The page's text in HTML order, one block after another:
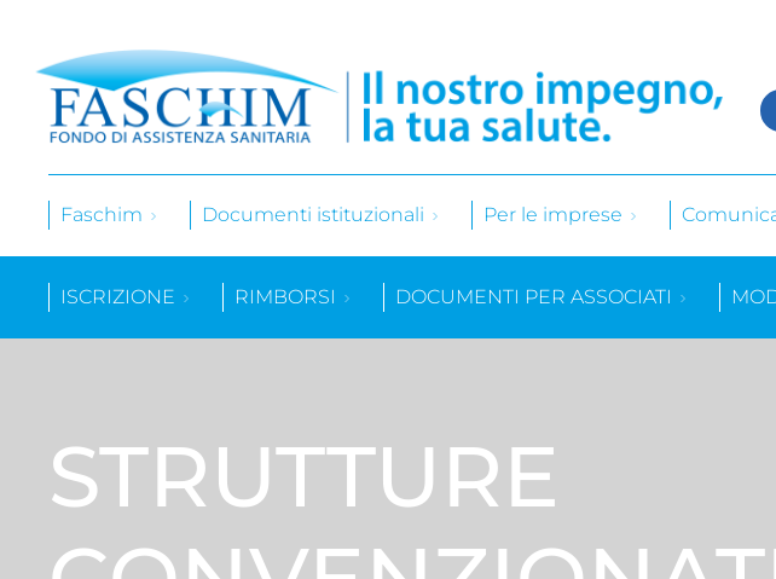
Faschim Documenti istituzionali Per le imprese
ISCRIZIONE RIMBORSI DOCUMENTI PER ASSOCIATI
STRUTTURE